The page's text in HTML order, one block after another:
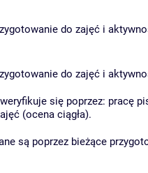
do zajęć i
do zajęć i
się poprzez: pracę
(ocena ciągła).
są poprzez bieżące